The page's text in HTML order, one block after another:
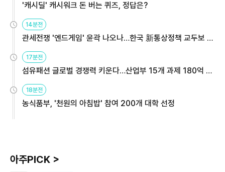
'캐시딜' 캐시워크 돈 버는 퀴즈, 정답은?
14분전
관세전쟁 '엔드게임' 윤곽 나오나…한국 新통상정책 교두보 활
용해야
17분전
섬유패션 글로벌 경쟁력 키운다…산업부 15개 과제 180억 지
원
18분전
농식품부, '천원의 아침밥' 참여 200개 대학 선정
아주PICK >